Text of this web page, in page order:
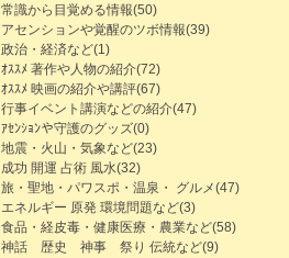
常識から目覚める情報(50)
アセンションや覚醒のツボ情報(39)
政治・経済など(1)
ｵｽｽﾒ 著作や人物の紹介(72)
ｵｽｽﾒ 映画の紹介や講評(67)
行事イベント講演などの紹介(47)
ｱｾﾝｼｮﾝや守護のグッズ(0)
地震・火山・気象など(23)
成功 開運 占術 風水(32)
旅・聖地・パワスポ・温泉・ グルメ(47)
エネルギー 原発 環境問題など(3)
食品・経皮毒・健康医療・農業など(58)
神話 歴史 神事 祭り 伝統など(9)